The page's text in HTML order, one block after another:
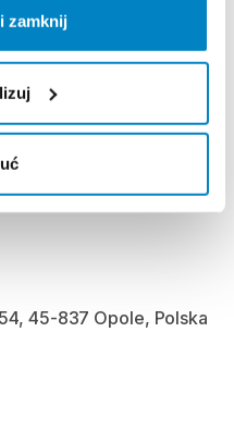
zamknij
w godzinach
45-837 Opole, Polska